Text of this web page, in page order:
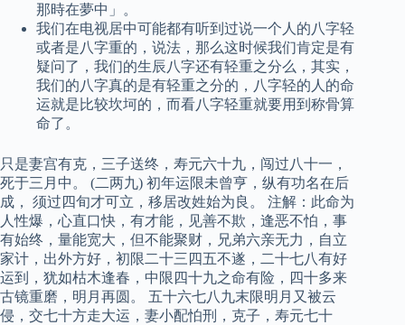
那時在夢中」。
我们在电视居中可能都有听到过说一个人的八字轻
或者是八字重的，说法，那么这时候我们肯定是有
疑问了，我们的生辰八字还有轻重之分么，其实，
我们的八字真的是有轻重之分的，八字轻的人的命
运就是比较坎坷的，而看八字轻重就要用到称骨算
命了。
只是妻宫有克，三子送终，寿元六十九，闯过八十一，
死于三月中。 (二两九) 初年运限未曾亨，纵有功名在后
成， 须过四旬才可立，移居改姓始为良。 注解：此命为
人性爆，心直口快，有才能，见善不欺，逢恶不怕，事
有始终，量能宽大，但不能聚财，兄弟六亲无力，自立
家计，出外方好，初限二十三四五不遂，二十七八有好
运到，犹如枯木逢春，中限四十九之命有险，四十多来
古镜重磨，明月再圆。 五十六七八九末限明月又被云
侵，交七十方走大运，妻小配怕刑，克子，寿元七十